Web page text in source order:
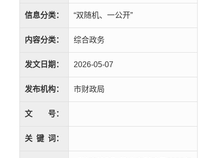
信息分类： “双随机、一公开”
内容分类： 综合政务
发文日期： 2026-05-07
发布机构： 市财政局
文 号：
关 键 词：